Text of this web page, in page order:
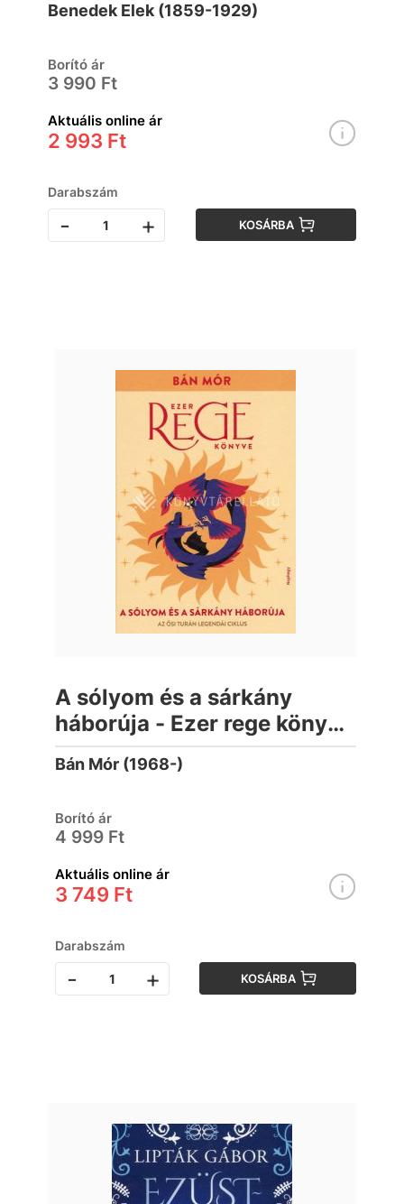
Benedek Elek (1859-1929)
Borító ár
3 990 Ft
Aktuális online ár
2 993 Ft
Darabszám
- + KOSÁRBA
A sólyom és a sárkány
háborúja - Ezer rege könyve
- 3. rész
Bán Mór (1968-)
Borító ár
4 999 Ft
Aktuális online ár
3 749 Ft
Darabszám
- + KOSÁRBA